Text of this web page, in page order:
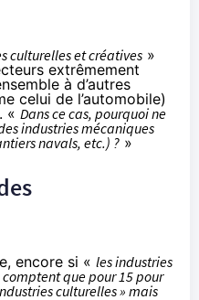
culturelles et créatives »
extrêmement
à d’autres
celui de l’automobile)
« Dans ce cas, pourquoi ne
industries mécaniques
navals, etc.) ? »
encore si « les industries
comptent que pour 15 pour
culturelles » mais